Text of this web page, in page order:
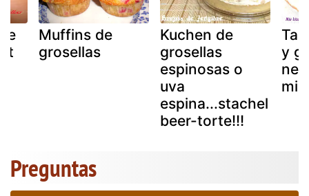
Muffins de
grosellas
Kuchen de
grosellas
espinosas o
uva
espina...stachel
beer-torte!!!
y
Preguntas